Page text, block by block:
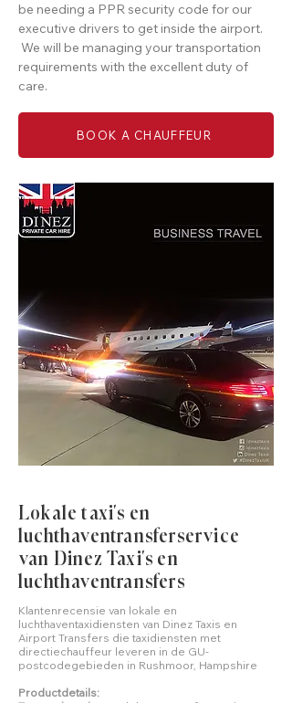
be needing a PPR security code for our
executive drivers to get inside the airport.
We will be managing your transportation
requirements with the excellent duty of
care.
BOOK A CHAUFFEUR
Lokale taxi's en
luchthaventransferservice
van Dinez Taxi's en
luchthaventransfers
Klantenrecensie van lokale en
luchthaventaxidiensten van Dinez Taxis en
Airport Transfers die taxidiensten met
directiechauffeur leveren in de GU-
postcodegebieden in Rushmoor, Hampshire
Productdetails: